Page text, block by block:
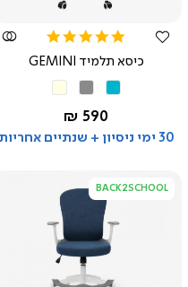
5.0
rating
כיסא תלמיד GEMINI
החל מ-
590 ₪
30 ימי ניסיון + שנתיים אחריות
BACK2SCHOOL
צפייה
מהירה